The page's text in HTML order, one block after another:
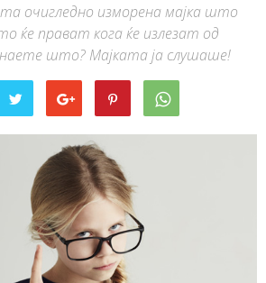
очигледно изморена мајка што
ќе прават кога ќе излезат од
што? Мајката ја слушаше!